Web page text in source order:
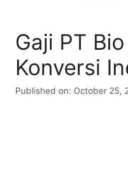
Gaji PT Bio
Konversi
Published on: October 25,